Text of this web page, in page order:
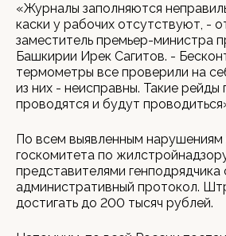
«Журналы заполняются
каски у рабочих отсутствуют, -
заместитель премьер-министра
Башкирии Ирек Сагитов. -
термометры все проверили на
из них - неисправны. Такие рейды
проводятся и будут
По всем выявленным нарушениям
госкомитета по
представителями генподрядчика
административный протокол.
достигать до 200 тысяч рублей.